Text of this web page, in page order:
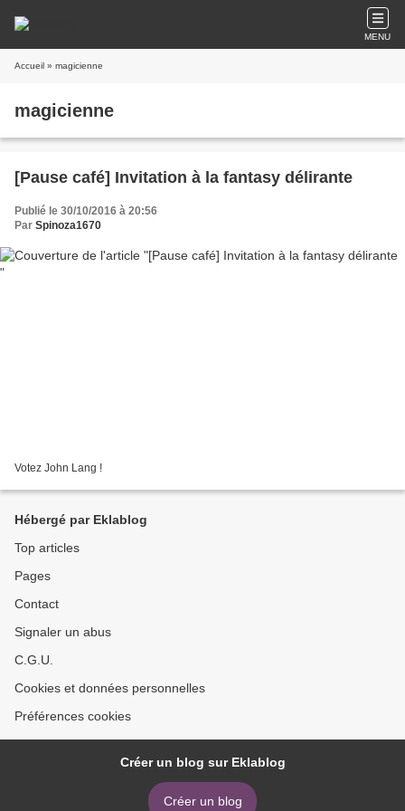
MENU
Accueil » magicienne
magicienne
[Pause café] Invitation à la fantasy délirante
Publié le 30/10/2016 à 20:56
Par Spinoza1670
Votez John Lang !
Hébergé par Eklablog
Top articles
Pages
Contact
Signaler un abus
C.G.U.
Cookies et données personnelles
Préférences cookies
Créer un blog sur Eklablog
Créer un blog